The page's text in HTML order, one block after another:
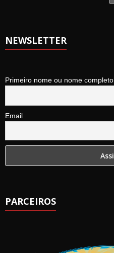
NEWSLETTER
Primeiro nome ou nome completo
Email
PARCEIROS